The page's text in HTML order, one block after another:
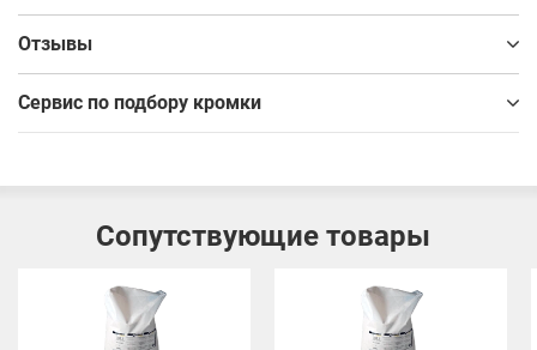
Отзывы
Сервис по подбору кромки
Сопутствующие товары